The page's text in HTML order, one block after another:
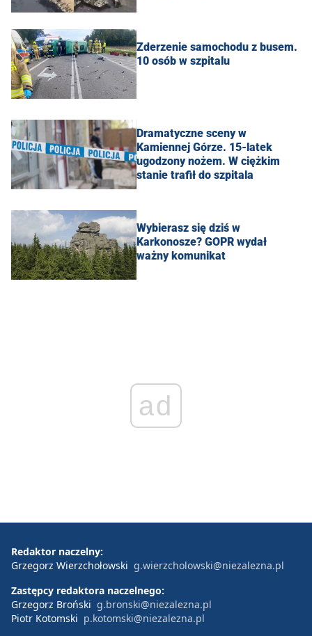
Zderzenie samochodu z busem.
10 osób w szpitalu
Dramatyczne sceny w
Kamiennej Górze. 15-latek
ugodzony nożem. W ciężkim
stanie trafił do szpitala
Wybierasz się dziś w
Karkonosze? GOPR wydał
ważny komunikat
ad
Redaktor naczelny:
Grzegorz Wierzchołowski g.wierzcholowski@niezalezna.pl
Zastępcy redaktora naczelnego:
Grzegorz Broński g.bronski@niezalezna.pl
Piotr Kotomski p.kotomski@niezalezna.pl